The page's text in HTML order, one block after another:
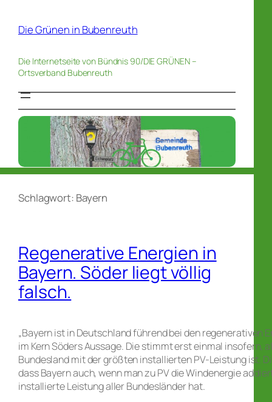
Die Grünen in Bubenreuth
Die Internetseite von Bündnis 90/DIE GRÜNEN –
Ortsverband Bubenreuth
Schlagwort: Bayern
Regenerative Energien in
Bayern. Söder liegt völlig
falsch.
„Bayern ist in Deutschland führend bei den regenerativen
im Kern Söders Aussage. Die stimmt erst einmal insofern,
Bundesland mit der größten installierten PV-Leistung ist.
dass Bayern auch, wenn man zu PV die Windenergie
installierte Leistung aller Bundesländer hat.